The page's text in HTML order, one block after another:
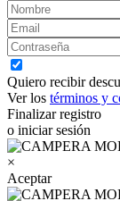
Quiero recibir
Ver los términos y
Finalizar registro
o iniciar sesión
×
Aceptar